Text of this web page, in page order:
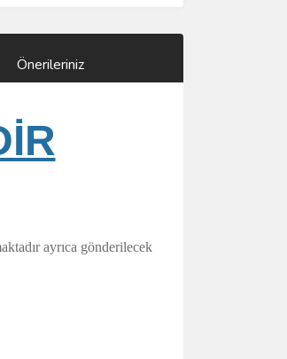
Önerileriniz
ayrıca gönderilecek